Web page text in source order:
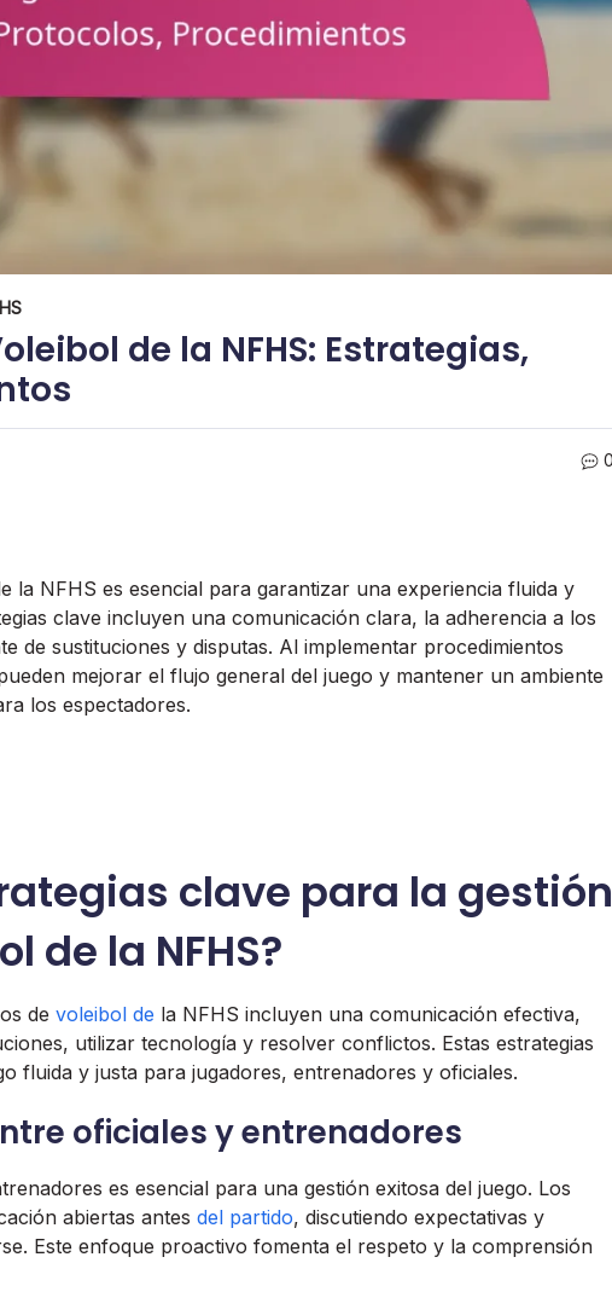
de la NFHS: Estrategias,
la NFHS es esencial para garantizar una experiencia fluida y
clave incluyen una comunicación clara, la adherencia a los
de sustituciones y disputas. Al implementar procedimientos
mejorar el flujo general del juego y mantener un ambiente
los espectadores.
clave para la gestión
de la NFHS?
de voleibol de la NFHS incluyen una comunicación efectiva,
utilizar tecnología y resolver conflictos. Estas estrategias
fluida y justa para jugadores, entrenadores y oficiales.
oficiales y entrenadores
es esencial para una gestión exitosa del juego. Los
abiertas antes del partido, discutiendo expectativas y
Este enfoque proactivo fomenta el respeto y la comprensión